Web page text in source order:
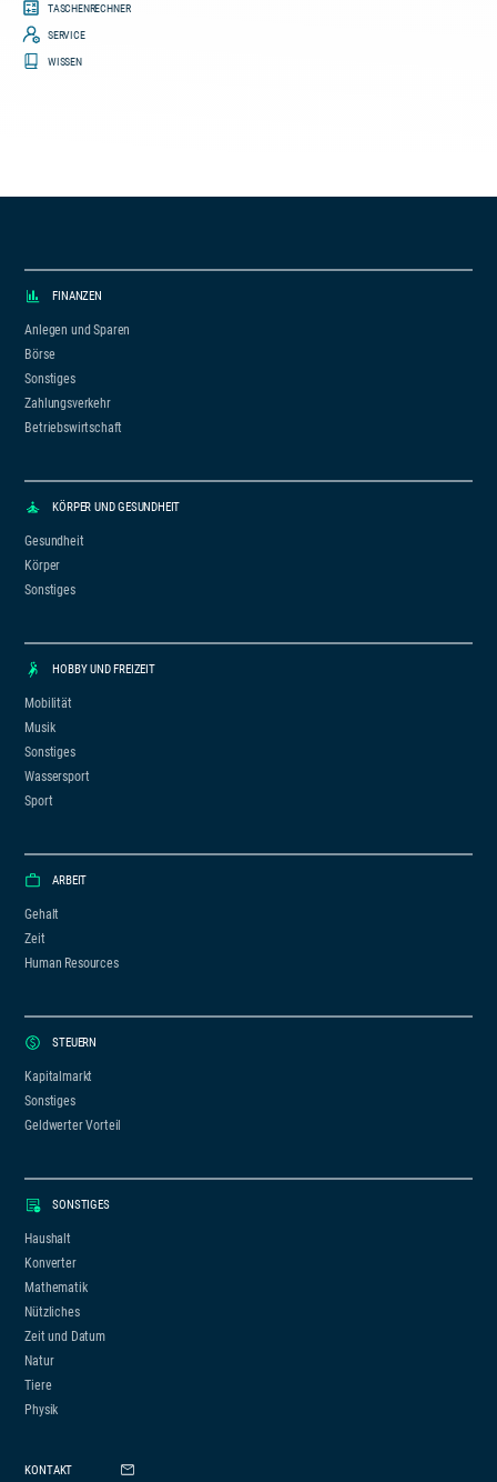
TASCHENRECHNER
SERVICE
WISSEN
FINANZEN
Anlegen und Sparen
Börse
Sonstiges
Zahlungsverkehr
Betriebswirtschaft
KÖRPER UND GESUNDHEIT
Gesundheit
Körper
Sonstiges
HOBBY UND FREIZEIT
Mobilität
Musik
Sonstiges
Wassersport
Sport
ARBEIT
Gehalt
Zeit
Human Resources
STEUERN
Kapitalmarkt
Sonstiges
Geldwerter Vorteil
SONSTIGES
Haushalt
Konverter
Mathematik
Nützliches
Zeit und Datum
Natur
Tiere
Physik
KONTAKT